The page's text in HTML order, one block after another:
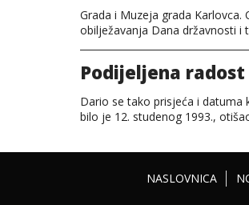
Grada i Muzeja grada
obilježavanja Dana državnosti i
Podijeljena
Dario se tako prisjeća i datuma
bilo je 12. studenog 1993.,
NASLOVNICA